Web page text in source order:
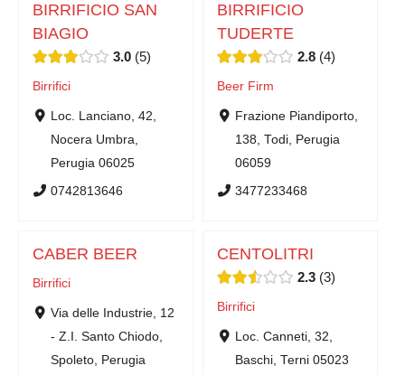
BIRRIFICIO SAN
BIAGIO
3.0 5
Birrifici
Loc. Lanciano, 42,
Nocera Umbra,
Perugia 06025
0742813646
BIRRIFICIO
TUDERTE
2.8 4
Beer Firm
Frazione Piandiporto,
138, Todi, Perugia
06059
3477233468
CABER BEER
Birrifici
Via delle Industrie, 12
- Z.I. Santo Chiodo,
Spoleto, Perugia
CENTOLITRI
2.3 3
Birrifici
Loc. Canneti, 32,
Baschi, Terni 05023